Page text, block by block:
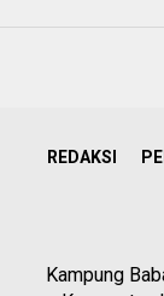
REDAKSI
Kampung